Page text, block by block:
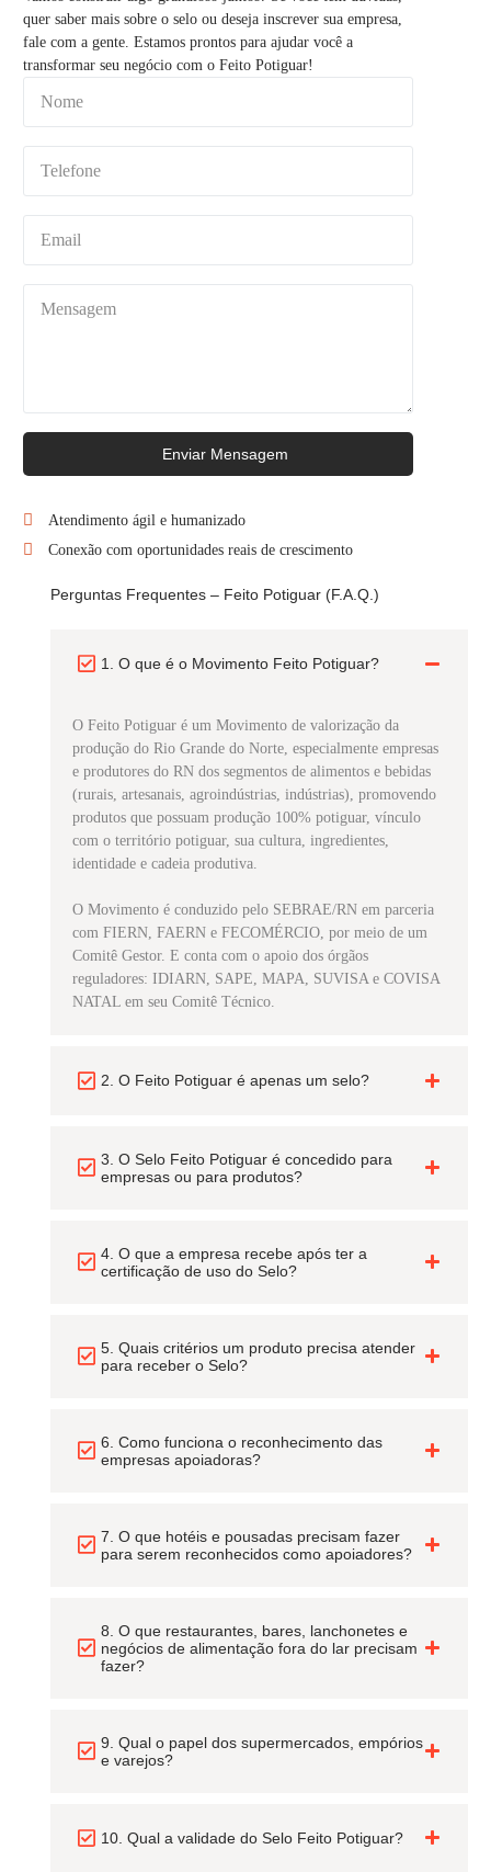
quer saber mais sobre o selo ou deseja inscrever sua empresa,
fale com a gente. Estamos prontos para ajudar você a
transformar seu negócio com o Feito Potiguar!
Enviar Mensagem
Atendimento ágil e humanizado
Conexão com oportunidades reais de crescimento
Perguntas Frequentes – Feito Potiguar (F.A.Q.)
1. O que é o Movimento Feito Potiguar?
O Feito Potiguar é um Movimento de valorização da
produção do Rio Grande do Norte, especialmente empresas
e produtores do RN dos segmentos de alimentos e bebidas
(rurais, artesanais, agroindústrias, indústrias), promovendo
produtos que possuam produção 100% potiguar, vínculo
com o território potiguar, sua cultura, ingredientes,
identidade e cadeia produtiva.
O Movimento é conduzido pelo SEBRAE/RN em parceria
com FIERN, FAERN e FECOMÉRCIO, por meio de um
Comitê Gestor. E conta com o apoio dos órgãos
reguladores: IDIARN, SAPE, MAPA, SUVISA e COVISA
NATAL em seu Comitê Técnico.
2. O Feito Potiguar é apenas um selo?
3. O Selo Feito Potiguar é concedido para
empresas ou para produtos?
4. O que a empresa recebe após ter a
certificação de uso do Selo?
5. Quais critérios um produto precisa atender
para receber o Selo?
6. Como funciona o reconhecimento das
empresas apoiadoras?
7. O que hotéis e pousadas precisam fazer
para serem reconhecidos como apoiadores?
8. O que restaurantes, bares, lanchonetes e
negócios de alimentação fora do lar precisam
fazer?
9. Qual o papel dos supermercados, empórios
e varejos?
10. Qual a validade do Selo Feito Potiguar?